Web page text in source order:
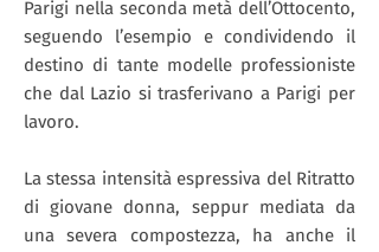
Parigi nella seconda metà dell’Ottocento,
seguendo l’esempio e condividendo il
destino di tante modelle professioniste
che dal Lazio si trasferivano a Parigi per
lavoro.
La stessa intensità espressiva del Ritratto
di giovane donna, seppur mediata da
una severa compostezza, ha anche il